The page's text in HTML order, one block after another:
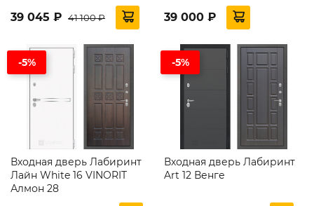
39 045 ₽ 41 100 ₽ 39 000 ₽
-5%
Входная дверь Лабиринт
Лайн White 16 VINORIT
Алмон 28
-5%
Входная дверь Лабиринт
Art 12 Венге